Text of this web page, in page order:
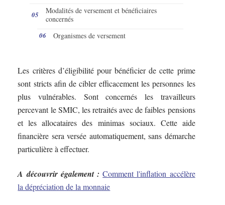
Modalités de versement et bénéficiaires
concernés
Organismes de versement
Les critères d’éligibilité pour bénéficier de cette prime
sont stricts afin de cibler efficacement les personnes les
plus vulnérables. Sont concernés les travailleurs
percevant le SMIC, les retraités avec de faibles pensions
et les allocataires des minimas sociaux. Cette aide
financière sera versée automatiquement, sans démarche
particulière à effectuer.
A découvrir également : Comment l'inflation accélère
la dépréciation de la monnaie